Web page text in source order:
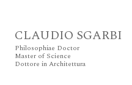
CLAUDIO SGARBI
Philosophiae Doctor
Master of Science
Dottore in Architettura